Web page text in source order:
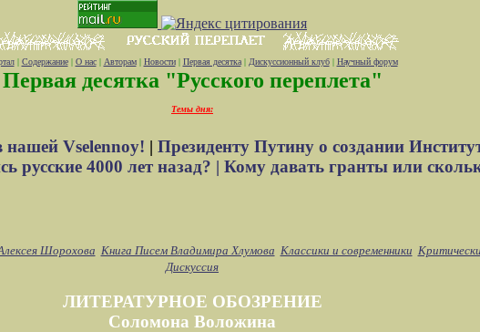
| Содержание| О нас| Авторам| Новости| Первая десятка| Дискуссионный клуб| Научный форум
Первая десятка "Русского переплета"
Темы дня:
нашей Vselennoy! | Президенту Путину о создании
русские 4000 лет назад? | Кому давать гранты или
Шорохова Книга Писем Владимира Хлумова Классики и современники
Дискуссия
ЛИТЕРАТУРНОЕ ОБОЗРЕНИЕ
Соломона Воложина